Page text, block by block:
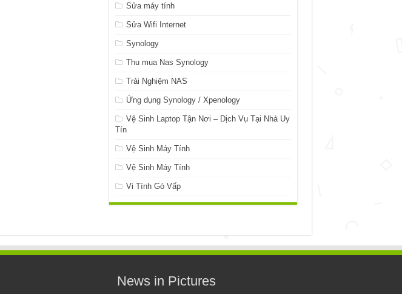
Sửa máy tính
Sửa Wifi Internet
Synology
Thu mua Nas Synology
Trải Nghiệm NAS
Ứng dụng Synology / Xpenology
Vệ Sinh Laptop Tận Nơi – Dịch Vụ Tại Nhà Uy
Tín
Vệ Sinh Máy Tính
Vệ Sinh Máy Tính
Vi Tính Gò Vấp
News in Pictures